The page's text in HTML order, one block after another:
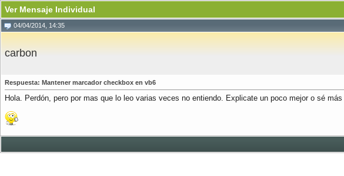
Ver Mensaje Individual
04/04/2014, 14:35
carbon
Respuesta: Mantener marcador checkbox en vb6
Hola. Perdón, pero por mas que lo leo varias veces no entiendo. Explicate un poco mejor o sé